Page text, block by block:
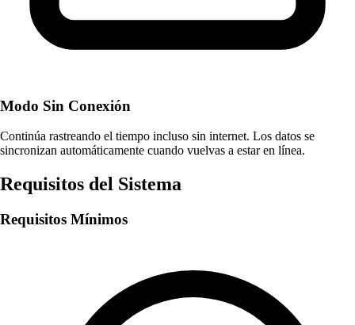
Modo Sin Conexión
Continúa rastreando el tiempo incluso sin internet. Los datos se
sincronizan automáticamente cuando vuelvas a estar en línea.
Requisitos del Sistema
Requisitos Mínimos